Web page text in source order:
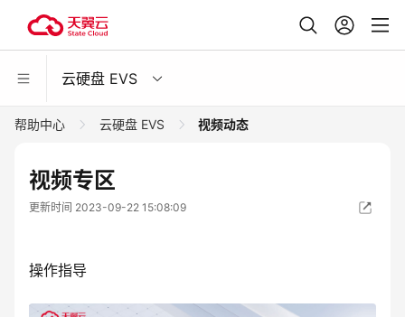
云硬盘 EVS
帮助中心 云硬盘 EVS 视频动态
视频专区
更新时间 2023-09-22 15:08:09
操作指导